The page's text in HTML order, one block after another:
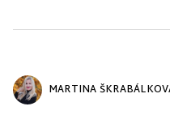
MARTINA